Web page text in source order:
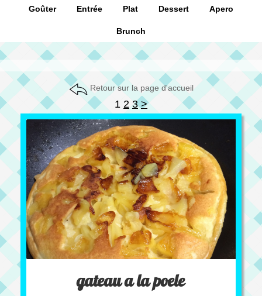
Goûter Entrée Plat Dessert Apero
Brunch
Retour sur la page d'accueil
1 2 3 >
gateau a la poele